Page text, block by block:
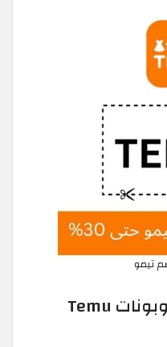
كيفية الحصول على كوبونات Temu